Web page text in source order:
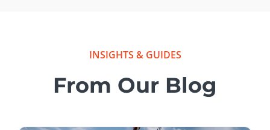
INSIGHTS & GUIDES
From Our Blog